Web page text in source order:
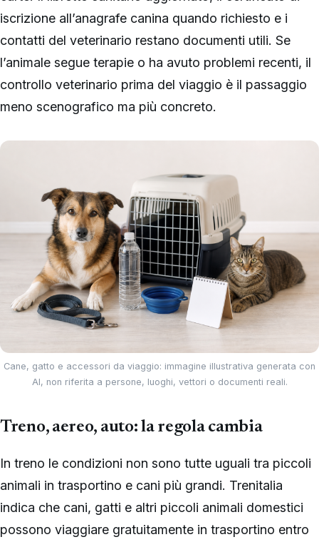
iscrizione all’anagrafe canina quando richiesto e i
contatti del veterinario restano documenti utili. Se
l’animale segue terapie o ha avuto problemi recenti, il
controllo veterinario prima del viaggio è il passaggio
meno scenografico ma più concreto.
Cane, gatto e accessori da viaggio: immagine illustrativa generata con
AI, non riferita a persone, luoghi, vettori o documenti reali.
Treno, aereo, auto: la regola cambia
In treno le condizioni non sono tutte uguali tra piccoli
animali in trasportino e cani più grandi. Trenitalia
indica che cani, gatti e altri piccoli animali domestici
possono viaggiare gratuitamente in trasportino entro